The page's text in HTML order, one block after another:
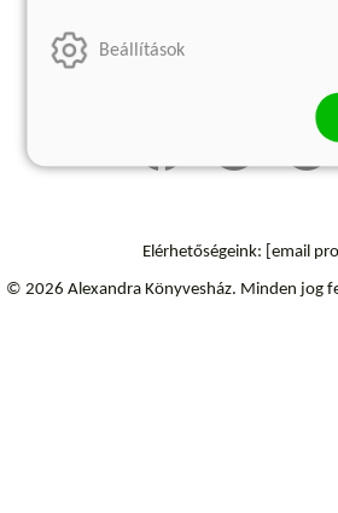
Szállítási információk
Elérhetőségeink: [email
© 2026 Alexandra Könyvesház. Minden jog
Beállítások